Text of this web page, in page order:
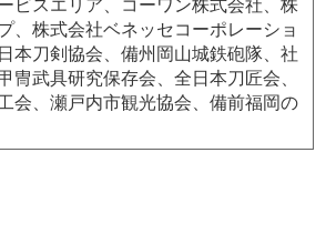
ビスエリア、コーワン株式会社、株
、株式会社ベネッセコーポレーショ
本刀剣協会、備州岡山城鉄砲隊、社
冑武具研究保存会、全日本刀匠会、
会、瀬戸内市観光協会、備前福岡の